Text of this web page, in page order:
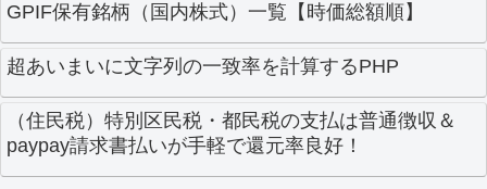
GPIF保有銘柄（国内株式）一覧【時価総額順】
超あいまいに文字列の一致率を計算するPHP
（住民税）特別区民税・都民税の支払は普通徴収＆
paypay請求書払いが手軽で還元率良好！